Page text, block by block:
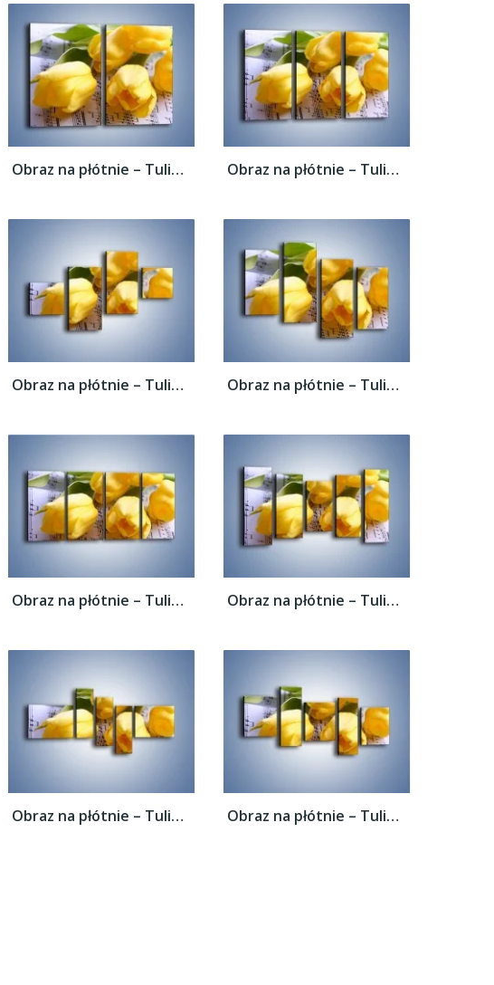
Obraz na płótnie – Tulipanowe nuty –... Obraz na płótnie – Tulipanowe nuty –...
Obraz na płótnie – Tulipanowe nuty –... Obraz na płótnie – Tulipanowe nuty –...
Obraz na płótnie – Tulipanowe nuty –... Obraz na płótnie – Tulipanowe nuty –...
Obraz na płótnie – Tulipanowe nuty –... Obraz na płótnie – Tulipanowe nuty –...